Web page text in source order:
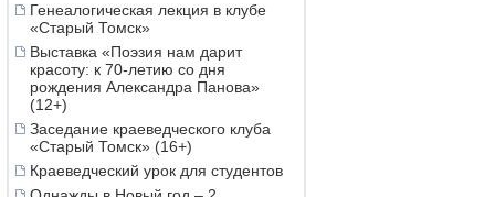
Генеалогическая лекция в клубе
«Старый Томск»
Выставка «Поэзия нам дарит
красоту: к 70-летию со дня
рождения Александра Панова»
(12+)
Заседание краеведческого клуба
«Старый Томск» (16+)
Краеведческий урок для студентов